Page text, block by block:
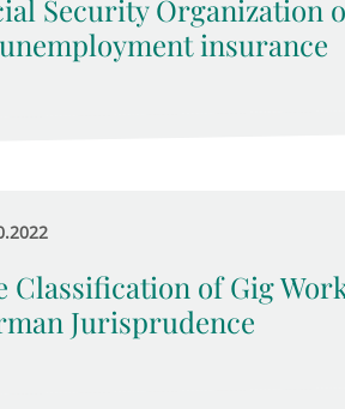
Security Organization
insurance
Classification of Gig
Jurisprudence